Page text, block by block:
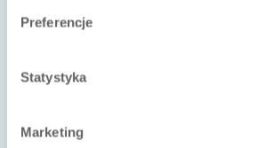
Preferencje
Statystyka
Marketing